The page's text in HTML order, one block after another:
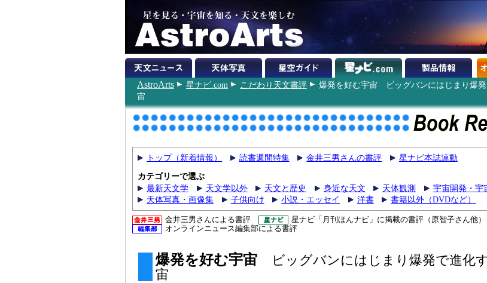
AstroArts 星ナビ.com こだわり天文書評
爆発を好む宇宙 ビッグバンにはじまり爆
宙
トップ（新着情報） 読書週間特集 金井三男さんの書評 星ナビ本誌連動
カテゴリーで選ぶ
最新天文学
天文学以外 天文と歴史 身近な天文 天体観測
宇宙開発・宇
天体写真・画像集
子供向け 小説・エッセイ 洋書 書籍以外（DVDなど）
金井三男さんによる書評
星ナビ「月刊ほんナビ」に掲載の書評（原智子さん他）
オンラインニュース編集部による書評
爆発を好む宇宙
ビッグバンにはじまり爆発で進化
宙